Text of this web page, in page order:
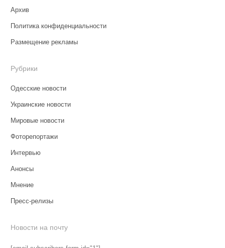
Архив
Политика конфиденциальности
Размещение рекламы
Рубрики
Одесские новости
Украинские новости
Мировые новости
Фоторепортажи
Интервью
Анонсы
Мнение
Пресс-релизы
Новости на почту